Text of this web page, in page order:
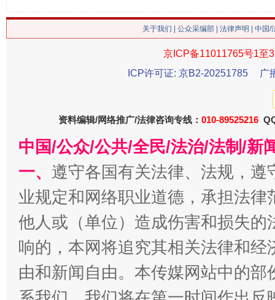
今
习近平的博鳌关键词
魏明亮
关于我们 公众采编部 法律声明 | 中国
京ICP备11011765号1至
ICP许可证: 京B2-20251785
广
资料编辑/网络推广/法律咨询专线： 010-89525216
中国/公众/公共/全民/法治/法制/新
一、 遵守各国有关法律、法规，
业规定和网络职业道德，承担法
他人或（单位）造成伤害和损失
响的，本网将追究其相关法律和
由和新闻自由。本传媒网站中的